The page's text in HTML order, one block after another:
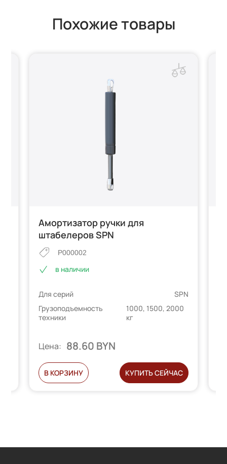
Похожие товары
Амортизатор ручки для
штабелеров SPN
P000002
в наличии
Для серий
SPN
Грузоподъемность
техники
1000, 1500, 2000
кг
Цена: 88.60 BYN
В КОРЗИНУ КУПИТЬ СЕЙЧАС